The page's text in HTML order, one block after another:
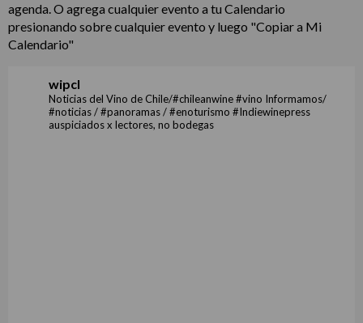
agenda. O agrega cualquier evento a tu Calendario
presionando sobre cualquier evento y luego "Copiar a Mi
Calendario"
wipcl
Noticias del Vino de Chile/#chileanwine #vino Informamos/
#noticias / #panoramas / #enoturismo #Indiewinepress
auspiciados x lectores, no bodegas